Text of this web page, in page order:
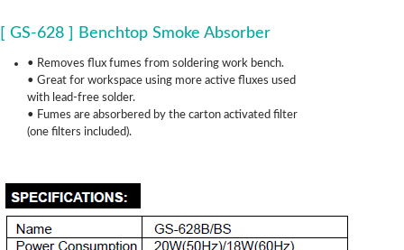
[ GS-628 ] Benchtop Smoke Absorber
• Removes flux fumes from soldering work bench.
• Great for workspace using more active fluxes used
with lead-free solder.
• Fumes are absorbered by the carton activated filter
(one filters included).